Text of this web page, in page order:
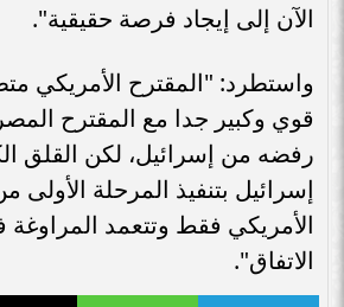
الآن إلى إيجاد فرصة حقيقية".
واستطرد: "المقترح الأمريكي
قوي وكبير جدا مع المقترح
رفضه من إسرائيل، لكن القلق
إسرائيل بتنفيذ المرحلة الأولى
الأمريكي فقط وتتعمد
الاتفاق".